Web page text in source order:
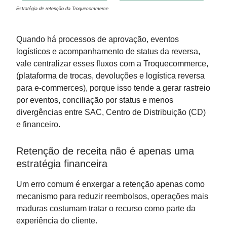
Estratégia de retenção da Troquecommerce
Quando há processos de aprovação, eventos
logísticos e acompanhamento de status da reversa,
vale centralizar esses fluxos com a Troquecommerce,
(plataforma de trocas, devoluções e logística reversa
para e-commerces), porque isso tende a gerar rastreio
por eventos, conciliação por status e menos
divergências entre SAC, Centro de Distribuição (CD)
e financeiro.
Retenção de receita não é apenas uma
estratégia financeira
Um erro comum é enxergar a retenção apenas como
mecanismo para reduzir reembolsos, operações mais
maduras costumam tratar o recurso como parte da
experiência do cliente.